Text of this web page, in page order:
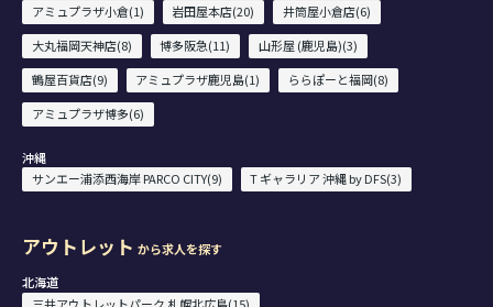
アミュプラザ小倉(1)
岩田屋本店(20)
井筒屋小倉店(6)
大丸福岡天神店(8)
博多阪急(11)
山形屋 (鹿児島)(3)
鶴屋百貨店(9)
アミュプラザ鹿児島(1)
ららぽーと福岡(8)
アミュプラザ博多(6)
沖縄
サンエー浦添西海岸 PARCO CITY(9)
T ギャラリア 沖縄 by DFS(3)
アウトレット から求人を探す
北海道